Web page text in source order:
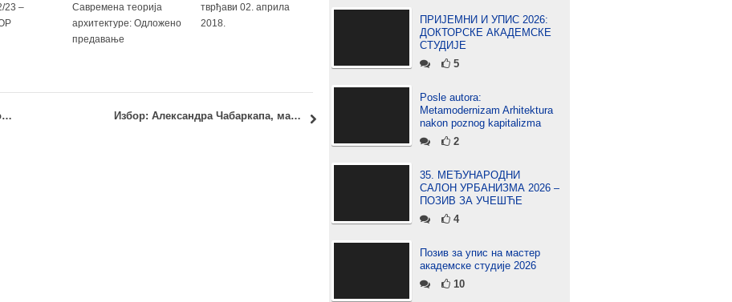
23 –
Савремена теорија
архитектуре: Одложено
предавање
тврђави 02. априла
2018.
Позив на отварање 23. Међународног Салона урбанизма у Београду 2014. Избор: Александра Чабаркапа, маст.инж.арх.
ПРИЈЕМНИ И УПИС 2026:
ДОКТОРСКЕ АКАДЕМСКЕ
СТУДИЈЕ
5
Posle autora:
Metamodernizam Arhitektura
nakon poznog kapitalizma
2
35. МЕЂУНАРОДНИ
САЛОН УРБАНИЗМА 2026 –
ПОЗИВ ЗА УЧЕШЋЕ
4
Позив за упис на мастер
академске студије 2026
10